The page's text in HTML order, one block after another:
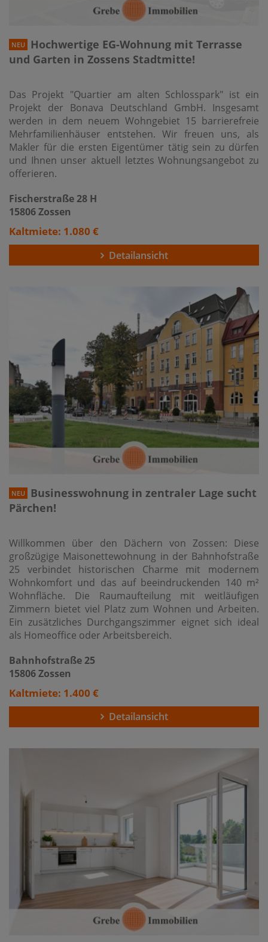
NEU
Hochwertige EG-Wohnung mit Terrasse
und Garten in Zossens Stadtmitte!
Das Projekt "Quartier am alten Schlosspark" ist ein
Projekt der Bonava Deutschland GmbH. Insgesamt
werden in dem neuem Wohngebiet 15 barrierefreie
Mehrfamilienhäuser entstehen. Wir freuen uns, als
Makler für die ersten Eigentümer tätig sein zu dürfen
und Ihnen unser aktuell letztes Wohnungsangebot zu
offerieren.
Fischerstraße 28 H
15806 Zossen
Kaltmiete: 1.080 €
Detailansicht
NEU
Businesswohnung in zentraler Lage sucht
Pärchen!
Willkommen über den Dächern von Zossen: Diese
großzügige Maisonettewohnung in der Bahnhofstraße
25 verbindet historischen Charme mit modernem
Wohnkomfort und das auf beeindruckenden 140 m²
Wohnfläche. Die Raumaufteilung mit weitläufigen
Zimmern bietet viel Platz zum Wohnen und Arbeiten.
Ein zusätzliches Durchgangszimmer eignet sich ideal
als Homeoffice oder Arbeitsbereich.
Bahnhofstraße 25
15806 Zossen
Kaltmiete: 1.400 €
Detailansicht